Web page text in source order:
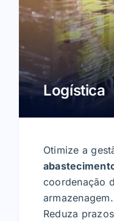
Logística
Otimize a
coordenação
armazenagem.
Reduza